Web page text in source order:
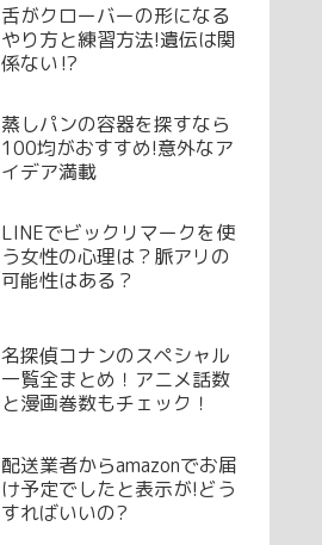
舌がクローバーの形になる
やり方と練習方法!遺伝は関
係ない⁉
蒸しパンの容器を探すなら
100均がおすすめ!意外なア
イデア満載
LINEでビックリマークを使
う女性の心理は？脈アリの
可能性はある？
名探偵コナンのスペシャル
一覧全まとめ！アニメ話数
と漫画巻数もチェック！
配送業者からamazonでお届
け予定でしたと表示が!どう
すればいいの?